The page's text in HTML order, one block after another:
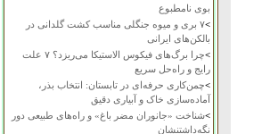
بوی نامطبوع
>
۷ بری و میوه جنگلی مناسب کشت گلدانی در
بالکن‌های ایرانی
>
چرا برگ‌های فیکوس الاستیکا می‌ریزد؟ ۷ علت
رایج و راه‌حل سریع
>چمن‌کاری حرفه‌ای در تابستان: انتخاب بذر،
آماده‌سازی خاک و آبیاری دقیق
>شناخت «جانوران مضر باغ» و راه‌های طبیعی دور
نگه‌داشتنشان